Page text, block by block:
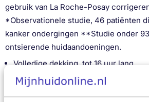
gebruik van La Roche-Posay
*Observationele studie, 46 patiënten
kanker ondergingen **Studie onder
ontsierende huidaandoeningen.
Volledige dekking, tot 16 uur lang
Beschermt tegen uv-B straling en
Dermatologisch getest op gevoelige